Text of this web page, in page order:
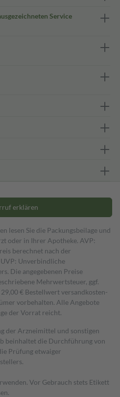
Service
erklären
lesen Sie die Packungsbeilage und
oder in Ihrer Apotheke. AVP:
berechnet nach der
Unverbindliche
Die angegebenen Preise
Mehrwertsteuer, ggf.
29,00 € Bestell­wert versand­kosten­
vorbehalten. Alle Angebote
der Vorrat reicht.
der Arzneimittel und sonstigen
beinhaltet die Durchführung von
Prüfung etwaiger
Vor Gebrauch stets Etikett